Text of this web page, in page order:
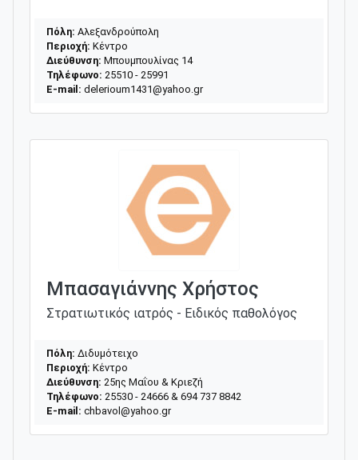
Πόλη: Αλεξανδρούπολη
Περιοχή: Κέντρο
Διεύθυνση: Μπουμπουλίνας 14
Τηλέφωνο: 25510 - 25991
E-mail: delerioum1431@yahoo.gr
Μπασαγιάννης Χρήστος
Στρατιωτικός ιατρός - Ειδικός παθολόγος
Πόλη: Διδυμότειχο
Περιοχή: Κέντρο
Διεύθυνση: 25ης Μαΐου & Κριεζή
Τηλέφωνο: 25530 - 24666 & 694 737 8842
E-mail: chbavol@yahoo.gr